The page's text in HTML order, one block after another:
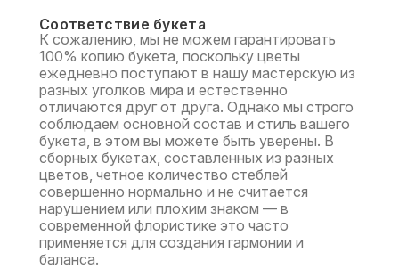
Соответствие букета
К сожалению, мы не можем гарантировать
100% копию букета, поскольку цветы
ежедневно поступают в нашу мастерскую из
разных уголков мира и естественно
отличаются друг от друга. Однако мы строго
соблюдаем основной состав и стиль вашего
букета, в этом вы можете быть уверены. В
сборных букетах, составленных из разных
цветов, четное количество стеблей
совершенно нормально и не считается
нарушением или плохим знаком — в
современной флористике это часто
применяется для создания гармонии и
баланса.